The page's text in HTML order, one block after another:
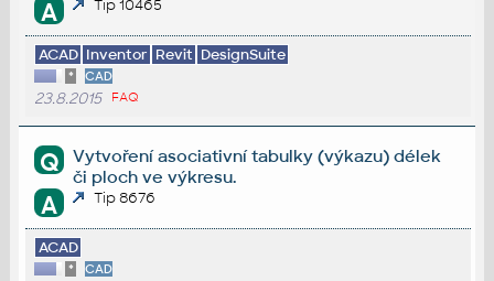
A Tip 10465
ACAD Inventor Revit DesignSuite
* CAD
23.8.2015 FAQ
Q
Vytvoření asociativní tabulky (výkazu) délek
či ploch ve výkresu.
A Tip 8676
ACAD
* CAD